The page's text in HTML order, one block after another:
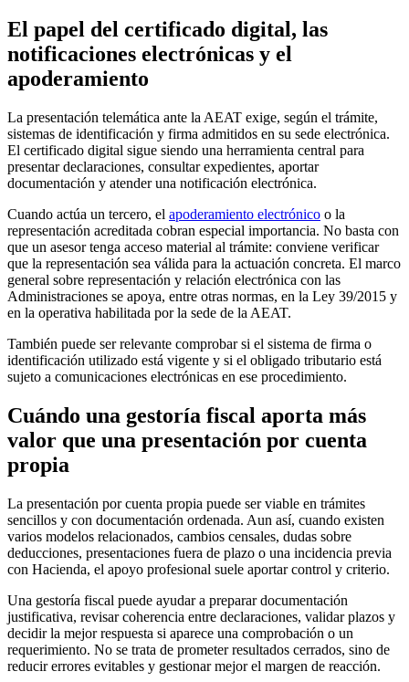
El papel del certificado digital, las
notificaciones electrónicas y el
apoderamiento
La presentación telemática ante la AEAT exige, según el trámite,
sistemas de identificación y firma admitidos en su sede electrónica.
El certificado digital sigue siendo una herramienta central para
presentar declaraciones, consultar expedientes, aportar
documentación y atender una notificación electrónica.
Cuando actúa un tercero, el apoderamiento electrónico o la
representación acreditada cobran especial importancia. No basta con
que un asesor tenga acceso material al trámite: conviene verificar
que la representación sea válida para la actuación concreta. El marco
general sobre representación y relación electrónica con las
Administraciones se apoya, entre otras normas, en la Ley 39/2015 y
en la operativa habilitada por la sede de la AEAT.
También puede ser relevante comprobar si el sistema de firma o
identificación utilizado está vigente y si el obligado tributario está
sujeto a comunicaciones electrónicas en ese procedimiento.
Cuándo una gestoría fiscal aporta más
valor que una presentación por cuenta
propia
La presentación por cuenta propia puede ser viable en trámites
sencillos y con documentación ordenada. Aun así, cuando existen
varios modelos relacionados, cambios censales, dudas sobre
deducciones, presentaciones fuera de plazo o una incidencia previa
con Hacienda, el apoyo profesional suele aportar control y criterio.
Una gestoría fiscal puede ayudar a preparar documentación
justificativa, revisar coherencia entre declaraciones, validar plazos y
decidir la mejor respuesta si aparece una comprobación o un
requerimiento. No se trata de prometer resultados cerrados, sino de
reducir errores evitables y gestionar mejor el margen de reacción.